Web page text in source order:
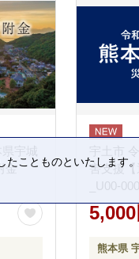
宇城
金
宇土市
害支援【
_U00-
5,000
熊本県
ことものといたします。